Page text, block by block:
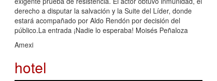
derecho a disputar la salvación y la Suite del Líder, donde
estará acompañado por Aldo Rendón por decisión del
público.La entrada ¡Nadie lo esperaba! Moisés Peñaloza
Amexi
hotel